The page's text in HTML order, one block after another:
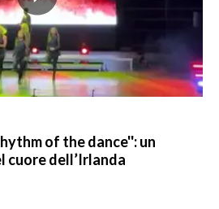
of the dance'': un
cuore dell’Irlanda